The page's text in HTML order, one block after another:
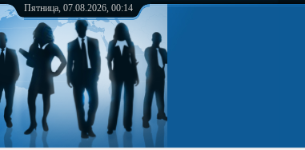
Пятница, 07.08.2026, 00:14